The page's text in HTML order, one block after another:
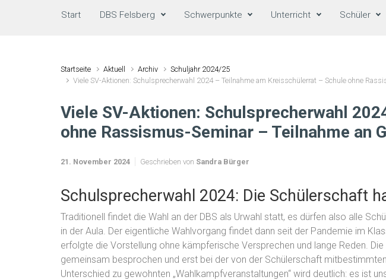
Start DBS Felsberg Schwerpunkte Unterricht Schüler
Startseite Aktuell Archiv
Schuljahr 2024/25
Viele SV-Aktionen: Schulsprecherwahl 2024 – Teilnahme am Kreisschülerrat – Schule ohne
Viele SV-Aktionen: Schulsprecherwahl
ohne Rassismus-Seminar – Teilnahme an
21. November 2024 Geschrieben von Sandra Bürger
Schulsprecherwahl 2024: Die Schülerschaft
Traditionell findet die Wahl an der DBS als Urwahl statt, es dürfen also alle
in der Aula. Der eigentliche Wahlvorgang findet dann seit der Pandemie im
erfolgte die Vorstellung ohne kämpferische Versprechen und lange Reden.
gemeinsam besprochen und erst bei der von der Schülerschaft
Unterschied zu gewohnten „Wahlkampfveranstaltungen“ wird deutlich: es ist